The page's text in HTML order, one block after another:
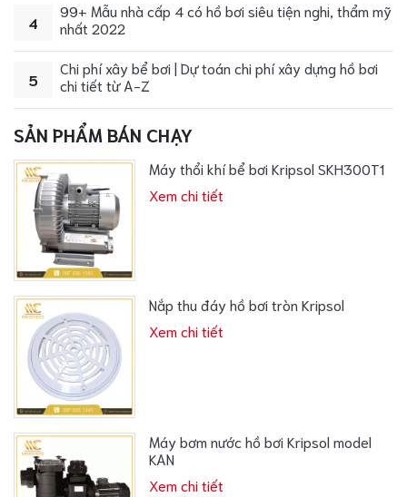
4
99+ Mẫu nhà cấp 4 có hồ bơi siêu tiện nghi, thẩm mỹ
nhất 2022
5
Chi phí xây bể bơi | Dự toán chi phí xây dựng hồ bơi
chi tiết từ A-Z
SẢN PHẨM BÁN CHẠY
Máy thổi khí bể bơi Kripsol SKH300T1
Xem chi tiết
Nắp thu đáy hồ bơi tròn Kripsol
Xem chi tiết
Máy bơm nước hồ bơi Kripsol model
KAN
Xem chi tiết